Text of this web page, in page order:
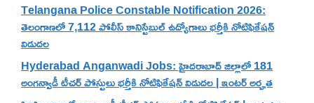
Telangana Police Constable Notification 2026:
తెలంగాణలో 7,112 పోలీస్ కానిస్టేబుల్ ఉద్యోగాలు భర్తీకి నోటిఫికేషన్
విడుదల
Hyderabad Anganwadi Jobs: హైదరాబాద్ జిల్లాలో 181
అంగన్వాడీ టీచర్ పోస్టులు భర్తీకి నోటిఫికేషన్ విడుదల | ఇంటర్ అర్హత